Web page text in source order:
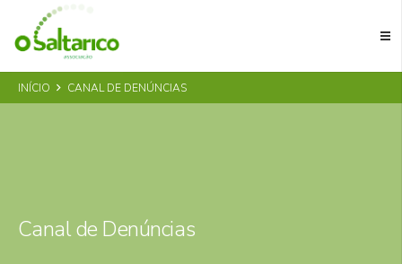
INÍCIO CANAL DE DENÚNCIAS
Canal de Denúncias